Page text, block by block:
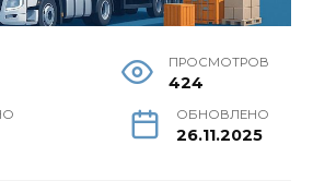
ПРОСМОТРОВ
424
ОБНОВЛЕНО
26.11.2025